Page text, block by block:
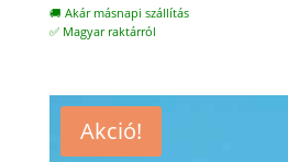
🚚 Akár másnapi szállítás
✅ Magyar raktárról
Akció!